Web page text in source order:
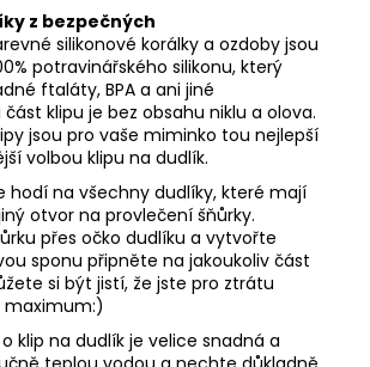
z bezpečných
silikonové korálky a ozdoby jsou
potravinářského silikonu, který
ftaláty, BPA a ani jiné
část klipu je bez obsahu niklu a olova.
jsou pro vaše miminko tou nejlepší
volbou klipu na dudlík.
hodí na všechny dudlíky, které mají
otvor na provlečení šňůrky.
přes očko dudlíku a vytvořte
sponu připněte na jakoukoliv část
si být jistí, že jste pro ztrátu
maximum:)
klip na dudlík je velice snadná a